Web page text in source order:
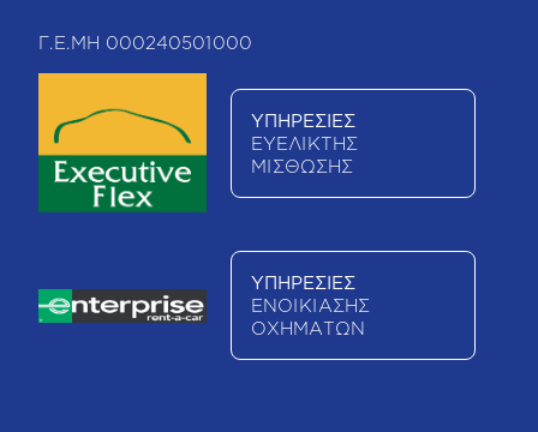
Γ.Ε.ΜΗ 000240501000
ΥΠΗΡΕΣΙΕΣ
ΕΥΕΛΙΚΤΗΣ
ΜΙΣΘΩΣΗΣ
ΥΠΗΡΕΣΙΕΣ
ΕΝΟΙΚΙΑΣΗΣ
ΟΧΗΜΑΤΩΝ